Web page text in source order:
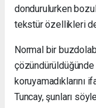
dondurulurken
tekstür özellikleri
Normal bir
koruyamadıklarını
Tuncay, şunları